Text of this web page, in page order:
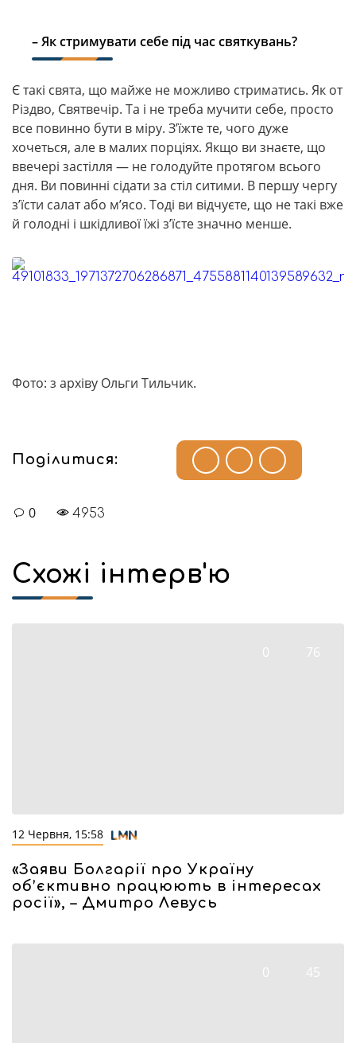
– Як стримувати себе під час святкувань?
Є такі свята, що майже не можливо стриматись. Як от
Різдво, Святвечір. Та і не треба мучити себе, просто
все повинно бути в міру. З’їжте те, чого дуже
хочеться, але в малих порціях. Якщо ви знаєте, що
ввечері застілля — не голодуйте протягом всього
дня. Ви повинні сідати за стіл ситими. В першу чергу
з’їсти салат або м’ясо. Тоді ви відчуєте, що не такі вже
й голодні і шкідливої їжі з’їсте значно менше.
Фото: з архіву Ольги Тильчик.
Поділитися:
0 4953
Схожі інтерв'ю
0 76
12 Червня, 15:58
«Заяви Болгарії про Україну
об’єктивно працюють в інтересах
росії», – Дмитро Левусь
0 45